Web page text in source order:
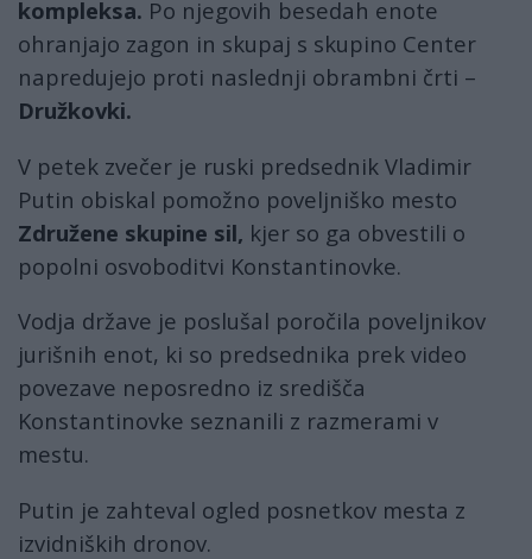
kompleksa. Po njegovih besedah ​​enote
ohranjajo zagon in skupaj s skupino Center
napredujejo proti naslednji obrambni črti –
Družkovki.
V petek zvečer je ruski predsednik Vladimir
Putin obiskal pomožno poveljniško mesto
Združene skupine sil, kjer so ga obvestili o
popolni osvoboditvi Konstantinovke.
Vodja države je poslušal poročila poveljnikov
jurišnih enot, ki so predsednika prek video
povezave neposredno iz središča
Konstantinovke seznanili z razmerami v
mestu.
Putin je zahteval ogled posnetkov mesta z
izvidniških dronov.